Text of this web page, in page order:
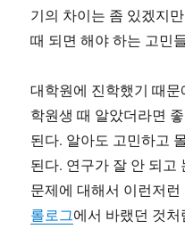
기의 차이는 좀 있겠지
때 되면 해야 하는 고민
대학원에 진학했기 때
학원생 때 알았더라면
된다. 알아도 고민하고
된다. 연구가 잘 안 되고
문제에 대해서 이런저
롤로그에서 바랬던 것